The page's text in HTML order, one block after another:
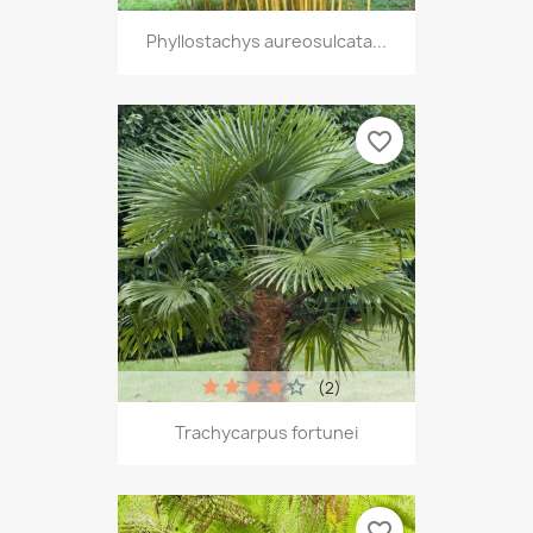
Phyllostachys aureosulcata...
Trachycarpus fortunei
(2)
favorite_border